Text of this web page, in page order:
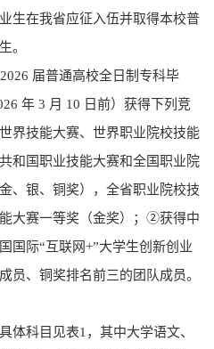
生在我省应征入伍并取得本校普
。
届普通高校全日制专科毕
年 3 月 10 日前）获得下列竞
界技能大赛、世界职业院校技能
和国职业技能大赛和全国职业院
、银、铜奖），全省职业院校技
大赛一等奖（金奖）；②获得中
国际“互联网+”大学生创新创业
员、铜奖排名前三的团队成员。
体科目见表1，其中大学语文、